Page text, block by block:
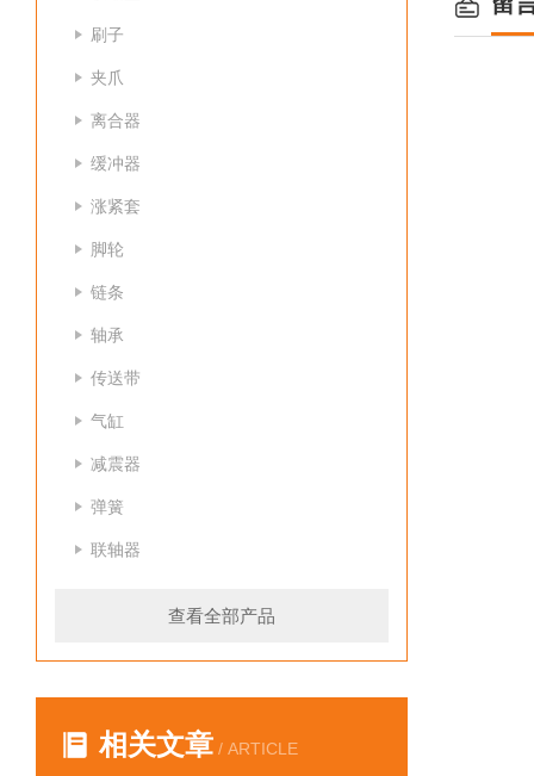
刷子
夹爪
离合器
缓冲器
涨紧套
脚轮
链条
轴承
传送带
气缸
减震器
弹簧
联轴器
查看全部产品
相关文章 / ARTICLE